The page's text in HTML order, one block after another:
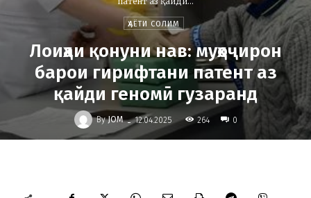
ҲАЁТИ СОЛИМ
Лоиҳаи қонуни нав: муҳоҷирон
барои гирифтани патент аз
қайди геномӣ гузаранд
By JOM - 12.04.2025 264 0